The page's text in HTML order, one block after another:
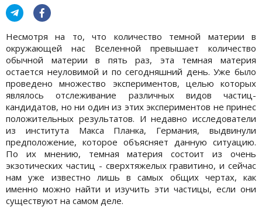
Несмотря на то, что количество темной материи в
окружающей нас Вселенной превышает количество
обычной материи в пять раз, эта темная материя
остается неуловимой и по сегодняшний день. Уже было
проведено множество экспериментов, целью которых
являлось отслеживание различных видов частиц-
кандидатов, но ни один из этих экспериментов не принес
положительных результатов. И недавно исследователи
из института Макса Планка, Германия, выдвинули
предположение, которое объясняет данную ситуацию.
По их мнению, темная материя состоит из очень
экзотических частиц - сверхтяжелых гравитино, и сейчас
нам уже известно лишь в самых общих чертах, как
именно можно найти и изучить эти частицы, если они
существуют на самом деле.